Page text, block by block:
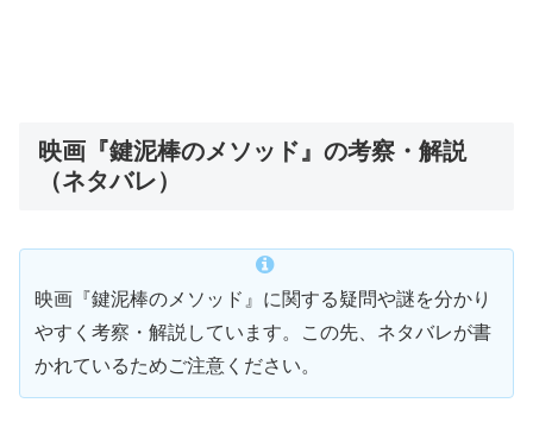
映画『鍵泥棒のメソッド』の考察・解説
（ネタバレ）
映画『鍵泥棒のメソッド』に関する疑問や謎を分かり
やすく考察・解説しています。この先、ネタバレが書
かれているためご注意ください。